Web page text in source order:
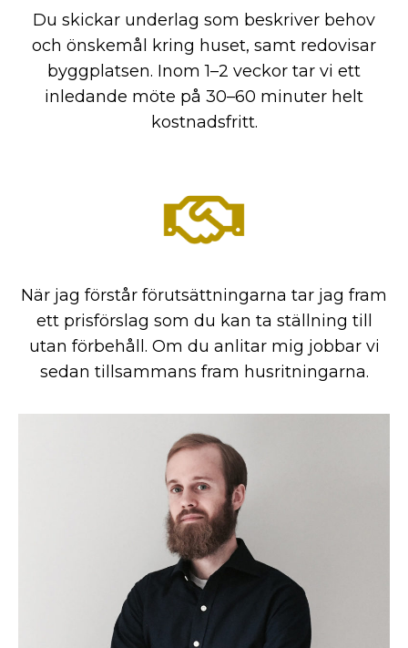
Du skickar underlag som beskriver behov
och önskemål kring huset, samt redovisar
byggplatsen. Inom 1–2 veckor tar vi ett
inledande möte på 30–60 minuter helt
kostnadsfritt.
När jag förstår förutsättningarna tar jag fram
ett prisförslag som du kan ta ställning till
utan förbehåll. Om du anlitar mig jobbar vi
sedan tillsammans fram husritningarna.